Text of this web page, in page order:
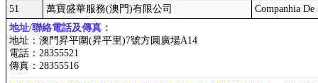
51 萬寶盛華服務(澳門)有限公司
Companhia
地址/聯絡電話及傳真：
地址：澳門昇平圍(昇平里)7號方圓廣場A14
電話：28355521
傳真：28355516